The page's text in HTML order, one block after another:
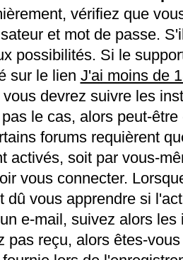
vérifiez que
et mot de passe.
possibilités. Si le
sur le lien J'ai moins de
vous devrez suivre les
le cas, alors peut-
forums requièrent
activés, soit par vous-
vous connecter.
dû vous apprendre si
e-mail, suivez alors
pas reçu, alors êtes-